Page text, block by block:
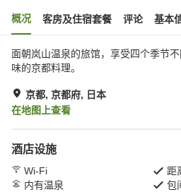
概况 客房及住宿套餐 评论 基本
面朝岚山温泉的旅馆，享受四个季节
味的京都料理。
京都, 京都府, 日本
在地图上查看
酒店设施
Wi-Fi
距
内有温泉
包